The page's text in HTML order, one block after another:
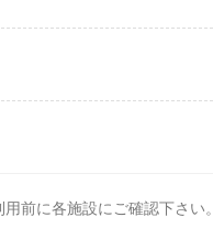
前に各施設にご確認下さい。